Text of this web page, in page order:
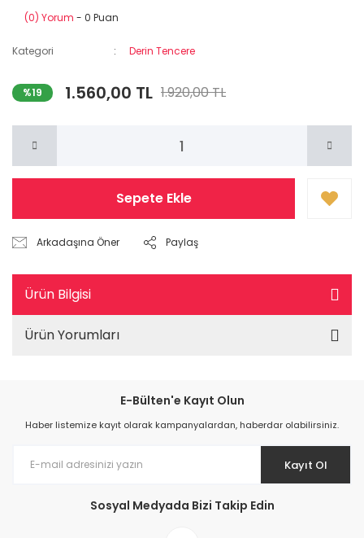
(0) Yorum - 0 Puan
Kategori Derin Tencere
%19 1.560,00 TL 1.920,00 TL
Sepete Ekle
Arkadaşına Öner Paylaş
Ürün Bilgisi
Ürün Yorumları
E-Bülten'e Kayıt Olun
Haber listemize kayıt olarak kampanyalardan, haberdar olabilirsiniz.
Kayıt Ol
Sosyal Medyada Bizi Takip Edin